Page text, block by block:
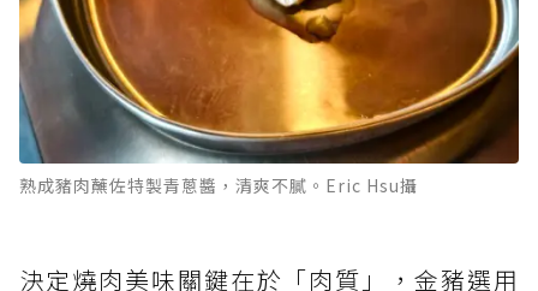
熟成豬肉蘸佐特製青蔥醬，清爽不膩。Eric Hsu攝
決定燒肉美味關鍵在於「肉質」，金豬選用